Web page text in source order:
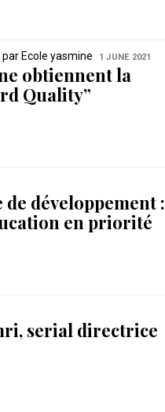
par Ecole yasmine 1 JUNE 2021
obtiennent la
Quality”
développement :
en priorité
serial directrice